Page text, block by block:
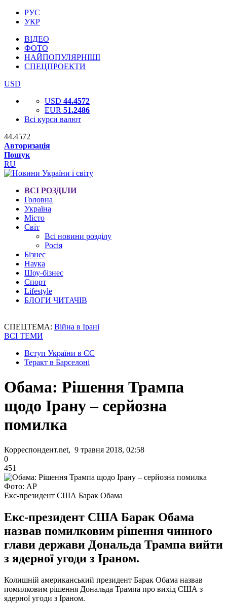
РУС
УКР
ВІДЕО
ФОТО
НАЙПОПУЛЯРНІШІ
СПЕЦПРОЕКТИ
USD
USD 44.4572
EUR 51.2486
Всі курси валют
44.4572
Авторизація
Пошук
RU
ВСІ РОЗДІЛИ
Головна
Україна
Місто
Світ
Всі новини розділу
Росія
Бізнес
Наука
Шоу-бізнес
Спорт
Lifestyle
БЛОГИ ЧИТАЧІВ
СПЕЦТЕМА: Війна в Ірані
ВСІ ТЕМИ
Вступ України в ЄС
Теракт в Барселоні
Обама: Рішення Трампа
щодо Ірану – серйозна
помилка
Корреспондент.net, 9 травня 2018, 02:58
0
451
Фото: АР
Екс-президент США Барак Обама
Екс-президент США Барак Обама
назвав помилковим рішення чинного
глави держави Дональда Трампа вийти
з ядерної угоди з Іраном.
Колишній американський президент Барак Обама назвав
помилковим рішення Дональда Трампа про вихід США з
ядерної угоди з Іраном.